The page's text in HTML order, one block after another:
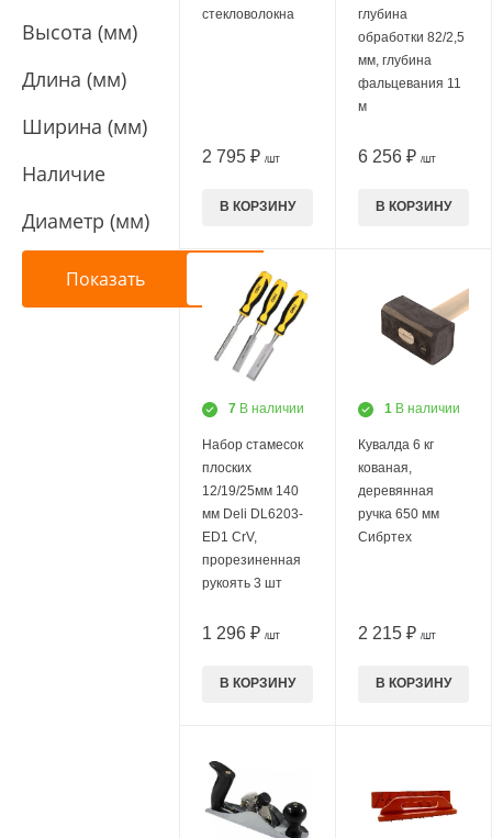
Высота (мм)
Длина (мм)
Ширина (мм)
Наличие
Диаметр (мм)
стекловолокна
2 795 ₽ /ШТ
В КОРЗИНУ
глубина
обработки 82/2,5
мм, глубина
фальцевания 11
м
6 256 ₽ /ШТ
В КОРЗИНУ
7 В наличии
Набор стамесок
плоских
12/19/25мм 140
мм Deli DL6203-
ED1 CrV,
прорезиненная
рукоять 3 шт
1 296 ₽ /ШТ
В КОРЗИНУ
1 В наличии
Кувалда 6 кг
кованая,
деревянная
ручка 650 мм
Сибртех
2 215 ₽ /ШТ
В КОРЗИНУ